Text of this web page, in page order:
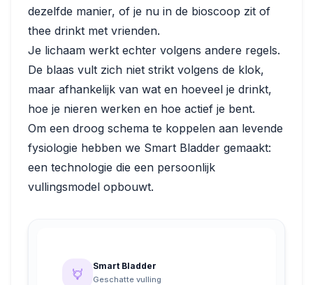
dezelfde manier, of je nu in de bioscoop zit of
thee drinkt met vrienden.
Je lichaam werkt echter volgens andere regels.
De blaas vult zich niet strikt volgens de klok,
maar afhankelijk van wat en hoeveel je drinkt,
hoe je nieren werken en hoe actief je bent.
Om een droog schema te koppelen aan levende
fysiologie hebben we Smart Bladder gemaakt:
een technologie die een persoonlijk
vullingsmodel opbouwt.
Smart Bladder
Geschatte vulling